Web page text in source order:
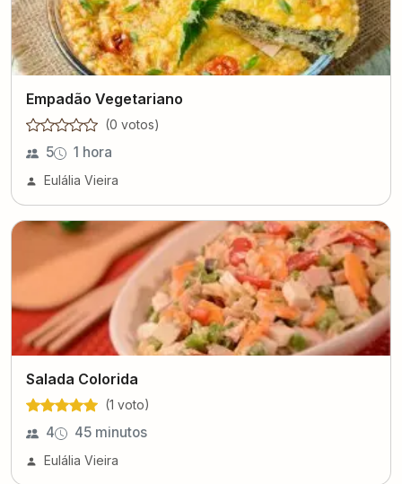
Empadão Vegetariano
(0 votos)
5 1 hora
Eulália Vieira
Salada Colorida
(1 voto)
4 45 minutos
Eulália Vieira